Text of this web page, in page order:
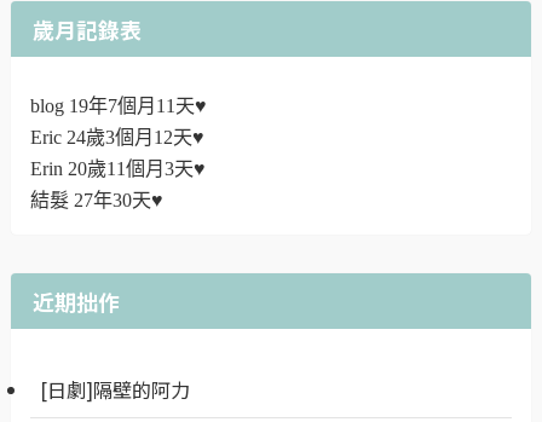
歲月記錄表
blog 19年7個月11天♥
Eric 24歲3個月12天♥
Erin 20歲11個月3天♥
結髮 27年30天♥
近期拙作
[日劇]隔壁的阿力